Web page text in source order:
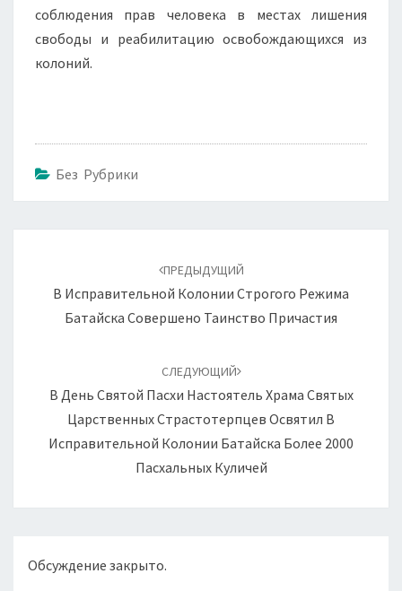
соблюдения прав человека в местах лишения
свободы и реабилитацию освобождающихся из
колоний.
Без Рубрики
записям
ПРЕДЫДУЩИЙ
В Исправительной Колонии Строгого Режима
Батайска Совершено Таинство Причастия
СЛЕДУЮЩИЙ
В День Святой Пасхи Настоятель Храма Святых
Царственных Страстотерпцев Освятил В
Исправительной Колонии Батайска Более 2000
Пасхальных Куличей
Обсуждение закрыто.